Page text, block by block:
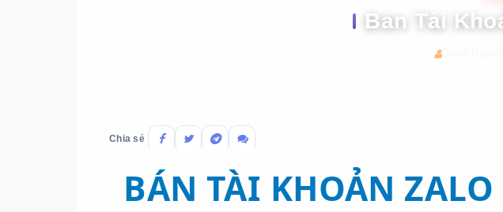
Bán Tài
David Nguyễn
Chia sẻ
BÁN TÀI KHOẢN